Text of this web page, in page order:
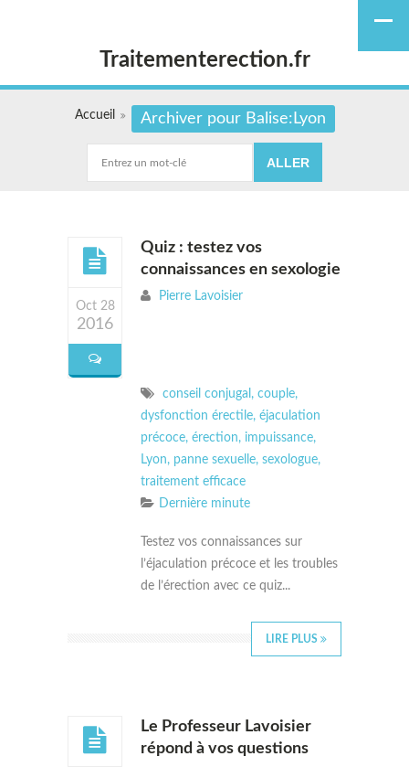
Traitementerection.fr
Accueil Archiver pour Balise:Lyon
Oct 28
2016
Quiz : testez vos
connaissances en sexologie
Pierre Lavoisier
conseil conjugal , couple,
dysfonction érectile, éjaculation
précoce, érection, impuissance,
Lyon, panne sexuelle, sexologue,
traitement efficace
Dernière minute
Testez vos connaissances sur
l’éjaculation précoce et les troubles
de l’érection avec ce quiz...
LIRE PLUS
Le Professeur Lavoisier
répond à vos questions